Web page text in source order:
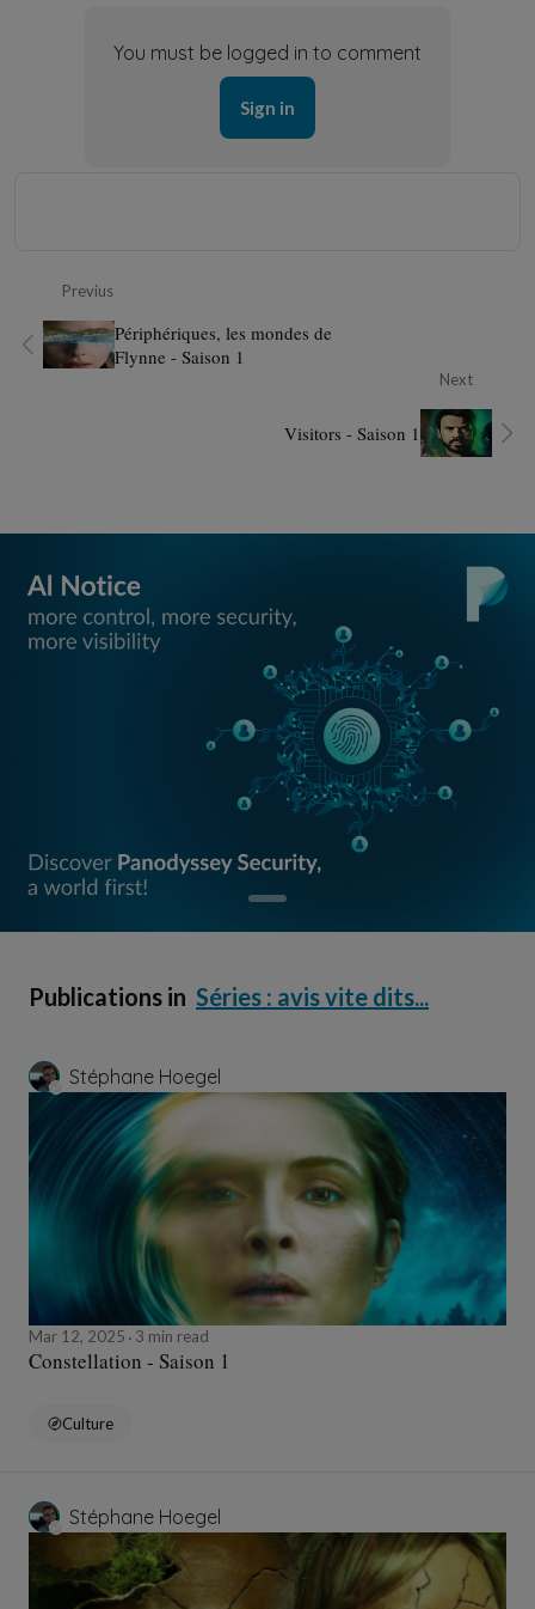
You must be logged in to comment
Sign in
Previus
Périphériques, les mondes de
Flynne - Saison 1
Next
Visitors - Saison 1
Publications in Séries : avis vite dits...
Stéphane Hoegel
Mar 12, 2025 3 min read
Constellation - Saison 1
Culture
Stéphane Hoegel